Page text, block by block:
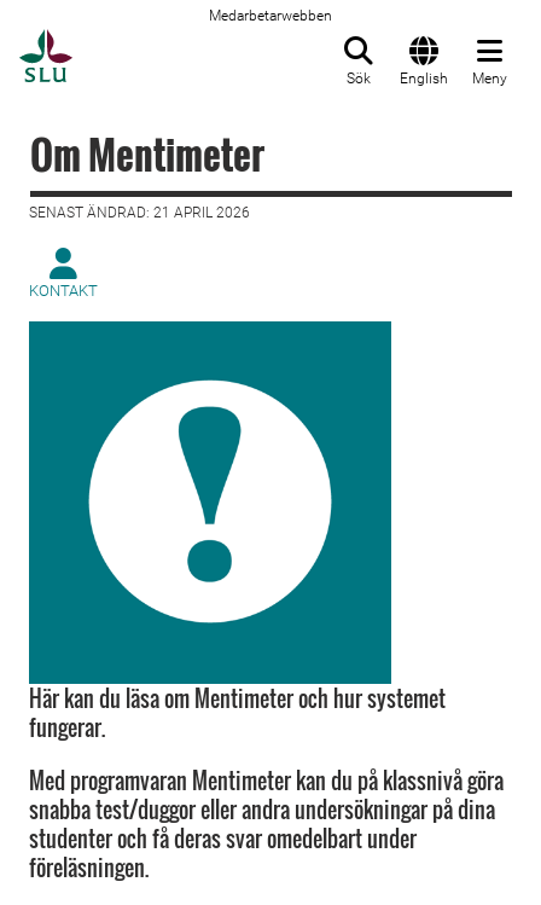
Medarbetarwebben
Sök English Meny
Om Mentimeter
SENAST ÄNDRAD: 21 APRIL 2026
KONTAKT
Här kan du läsa om Mentimeter och hur systemet
fungerar.
Med programvaran Mentimeter kan du på klassnivå göra
snabba test/duggor eller andra undersökningar på dina
studenter och få deras svar omedelbart under
föreläsningen.